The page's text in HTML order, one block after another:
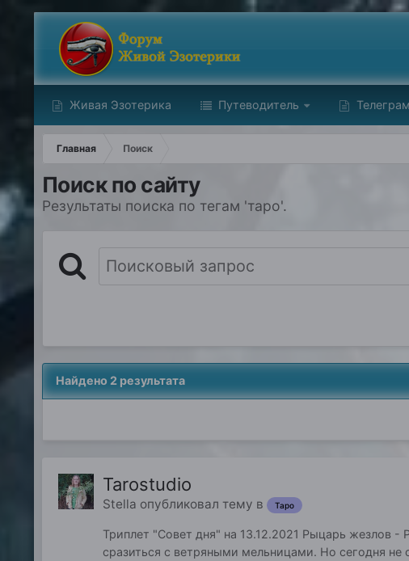
Живая Эзотерика Путеводитель
Главная Поиск
Поиск по сайту
Результаты поиска по тегам 'таро'.
Найдено 2 результата
Tarostudio
Stella опубликовал тему в Таро
Триплет "Совет дня" на 13.12.2021 Рыцарь жезлов
сразиться с ветряными мельницами. Но сегодня не